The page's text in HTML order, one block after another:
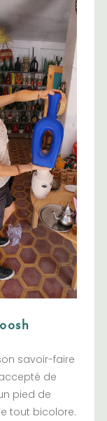
savoir-faire
de
pied de
tout bicolore.